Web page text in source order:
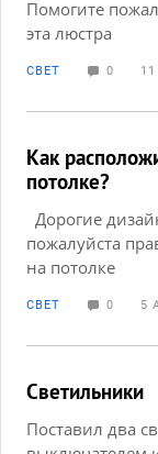
Помогите
эта люстра
СВЕТ 0
Как
потолке?
Дорогие
пожалуйста
на потолке
СВЕТ 0 5
Светильники
Поставил два